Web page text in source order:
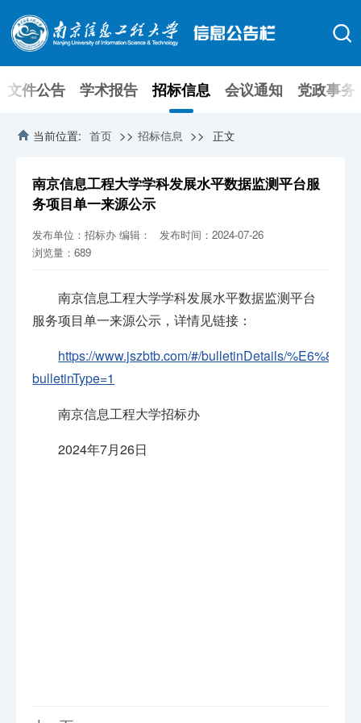
文件公告 学术报告 招标信息 会议通知 党政事务
当前位置: 首页 >> 招标信息 >> 正文
南京信息工程大学学科发展水平数据监测平台服
务项目单一来源公示
发布单位：招标办 编辑：
发布时间：2024-07-26
浏览量：689
南京信息工程大学学科发展水平数据监测平台
服务项目单一来源公示，详情见链接：
https://www.jszbtb.com/#/bulletinDetails/
bulletinType=1
南京信息工程大学招标办
2024年7月26日